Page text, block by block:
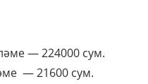
— 224000 сум.
— 21600 сум.